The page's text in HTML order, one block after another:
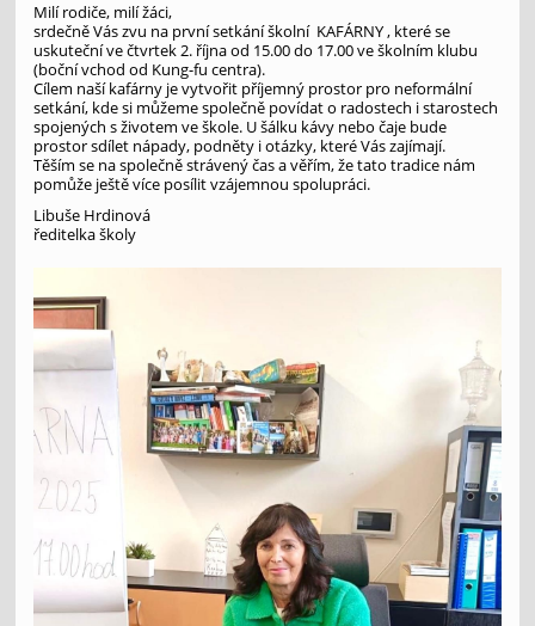
Milí rodiče, milí žáci,
srdečně Vás zvu na první setkání školní KAFÁRNY , které se
uskuteční ve čtvrtek 2. října od 15.00 do 17.00 ve školním klubu
(boční vchod od Kung-fu centra).
Cílem naší kafárny je vytvořit příjemný prostor pro neformální
setkání, kde si můžeme společně povídat o radostech i starostech
spojených s životem ve škole. U šálku kávy nebo čaje bude
prostor sdílet nápady, podněty i otázky, které Vás zajímají.
Těším se na společně strávený čas a věřím, že tato tradice nám
pomůže ještě více posílit vzájemnou spolupráci.
Libuše Hrdinová
ředitelka školy